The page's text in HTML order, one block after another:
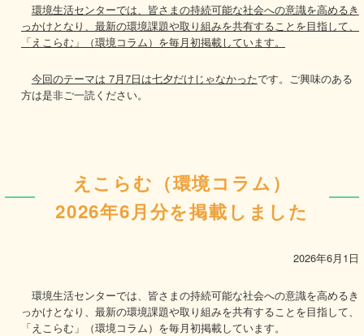
環境生活センターでは、皆さまの持続可能な社会への意識を高めるき
っかけとなり、最新の環境課題や取り組みを共有することを目指して、
「えこらむ」（環境コラム）を毎月初掲載しています。
今回のテーマは 7月7日は七夕だけじゃなかったです。ご興味のある
方は是非ご一読ください。
えこらむ（環境コラム）
2026年6月分を掲載しました
2026年6月1日
環境生活センターでは、皆さまの持続可能な社会への意識を高めるき
っかけとなり、最新の環境課題や取り組みを共有することを目指して、
「えこらむ」（環境コラム）を毎月初掲載しています。